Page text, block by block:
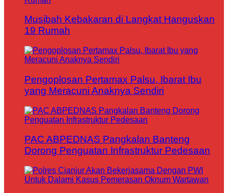
Musibah Kebakaran di Langkat Hanguskan
19 Rumah
Pengoplosan Pertamax Palsu, Ibarat Ibu
yang Meracuni Anaknya Sendiri
PAC ABPEDNAS Pangkalan Banteng
Dorong Penguatan Infrastruktur Pedesaan